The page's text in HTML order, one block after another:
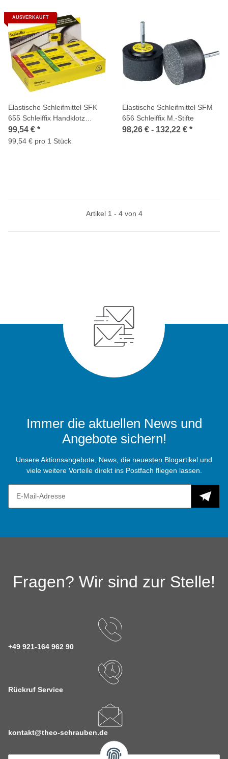
AUSVERKAUFT
Elastische Schleifmittel SFK
655 Schleiffix Handklotz
80x50x20mm Set
99,54 € *
99,54 € pro 1 Stück
Elastische Schleifmittel SFM
656 Schleiffix M.-Stifte
98,26 € - 132,22 € *
Artikel 1 - 4 von 4
Immer die aktuellen News und
Angebote sichern!
Unsere Aktionsangebote, News, die neuesten Blogartikel und
viele weitere Vorteile direkt ins Postfach fliegen lassen.
Fragen? Wir sind zur Stelle!
+49 921-164 962 90
Rückruf Service
kontakt@theo-schrauben.de